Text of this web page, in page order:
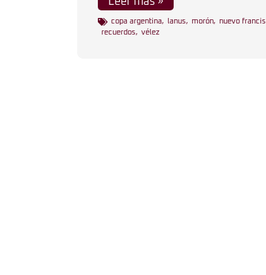
copa argentina, lanus, morón, nuevo
recuerdos, vélez